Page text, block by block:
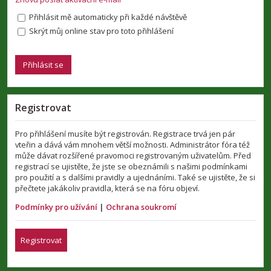
Přihlásit mě automaticky při každé návštěvě
Skrýt můj online stav pro toto přihlášení
Registrovat
Pro přihlášení musíte být registrován. Registrace trvá jen pár
vteřin a dává vám mnohem větší možnosti. Administrátor fóra též
může dávat rozšířené pravomoci registrovaným uživatelům. Před
registrací se ujistěte, že jste se obeznámili s našimi podmínkami
pro použití a s dalšími pravidly a ujednáními. Také se ujistěte, že si
přečtete jakákoliv pravidla, která se na fóru objeví.
Podmínky pro užívání | Ochrana soukromí
Registrovat